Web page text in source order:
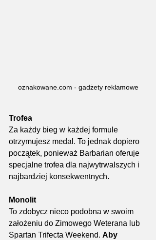
oznakowane.com - gadżety reklamowe
Trofea
Za każdy bieg w każdej formule
otrzymujesz medal. To jednak dopiero
początek, ponieważ Barbarian oferuje
specjalne trofea dla najwytrwalszych i
najbardziej konsekwentnych.
Monolit
To zdobycz nieco podobna w swoim
założeniu do Zimowego Weterana lub
Spartan Trifecta Weekend. Aby